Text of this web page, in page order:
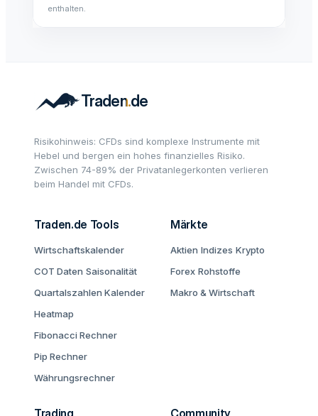
enthalten.
Risikohinweis: CFDs sind komplexe Instrumente mit
Hebel und bergen ein hohes finanzielles Risiko.
Zwischen 74-89% der Privatanlegerkonten verlieren
beim Handel mit CFDs.
Traden.de Tools
Wirtschaftskalender
COT Daten Saisonalität
Quartalszahlen Kalender
Heatmap
Fibonacci Rechner
Pip Rechner
Währungsrechner
Märkte
Aktien Indizes Krypto
Forex Rohstoffe
Makro & Wirtschaft
Trading Community